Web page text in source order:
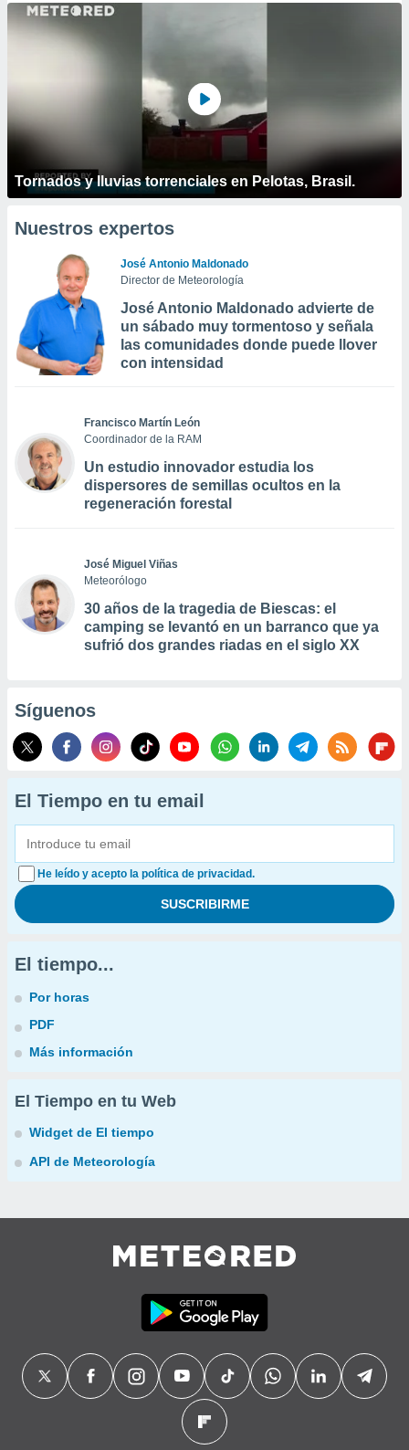
Tornados y lluvias torrenciales en Pelotas, Brasil.
Nuestros expertos
José Antonio Maldonado
Director de Meteorología
José Antonio Maldonado advierte de
un sábado muy tormentoso y señala
las comunidades donde puede llover
con intensidad
Francisco Martín León
Coordinador de la RAM
Un estudio innovador estudia los
dispersores de semillas ocultos en la
regeneración forestal
José Miguel Viñas
Meteorólogo
30 años de la tragedia de Biescas: el
camping se levantó en un barranco que ya
sufrió dos grandes riadas en el siglo XX
Síguenos
El Tiempo en tu email
He leído y acepto la política de privacidad.
El tiempo...
Por horas
PDF
Más información
El Tiempo en tu Web
Widget de El tiempo
API de Meteorología